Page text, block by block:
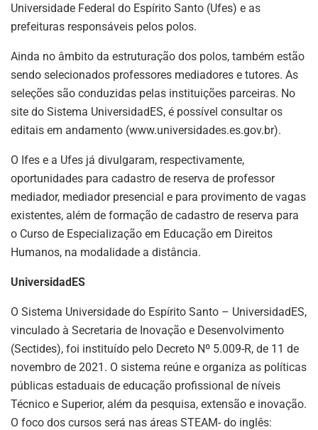
Universidade Federal do Espírito Santo (Ufes) e as
prefeituras responsáveis pelos polos.
Ainda no âmbito da estruturação dos polos, também estão
sendo selecionados professores mediadores e tutores. As
seleções são conduzidas pelas instituições parceiras. No
site do Sistema UniversidadES, é possível consultar os
editais em andamento (www.universidades.es.gov.br).
O Ifes e a Ufes já divulgaram, respectivamente,
oportunidades para cadastro de reserva de professor
mediador, mediador presencial e para provimento de vagas
existentes, além de formação de cadastro de reserva para
o Curso de Especialização em Educação em Direitos
Humanos, na modalidade a distância.
UniversidadES
O Sistema Universidade do Espírito Santo – UniversidadES,
vinculado à Secretaria de Inovação e Desenvolvimento
(Sectides), foi instituído pelo Decreto Nº 5.009-R, de 11 de
novembro de 2021. O sistema reúne e organiza as políticas
públicas estaduais de educação profissional de níveis
Técnico e Superior, além da pesquisa, extensão e inovação.
O foco dos cursos será nas áreas STEAM- do inglês: